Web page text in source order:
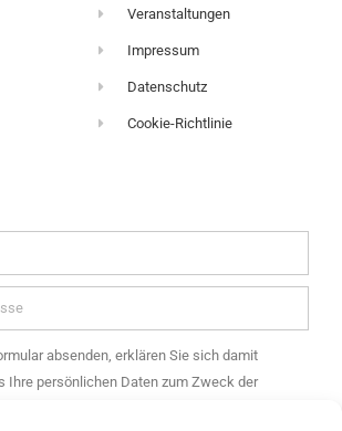
Veranstaltungen
Impressum
Datenschutz
Cookie-Richtlinie
absenden, erklären Sie sich damit
Ihre persönlichen Daten zum Zweck der